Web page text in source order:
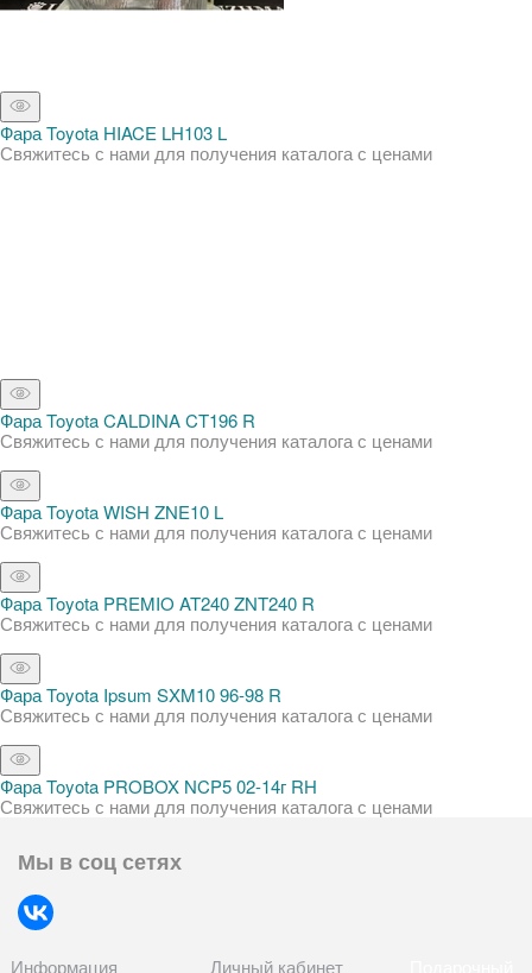
Фара Toyota HIACE LH103 L
Свяжитесь с нами для получения каталога с ценами
Фара Toyota CALDINA CT196 R
Свяжитесь с нами для получения каталога с ценами
Фара Toyota WISH ZNE10 L
Свяжитесь с нами для получения каталога с ценами
Фара Toyota PREMIO AT240 ZNT240 R
Свяжитесь с нами для получения каталога с ценами
Фара Toyota Ipsum SXM10 96-98 R
Свяжитесь с нами для получения каталога с ценами
Фара Toyota PROBOX NCP5 02-14г RH
Свяжитесь с нами для получения каталога с ценами
Мы в соц сетях
Информация Личный кабинет